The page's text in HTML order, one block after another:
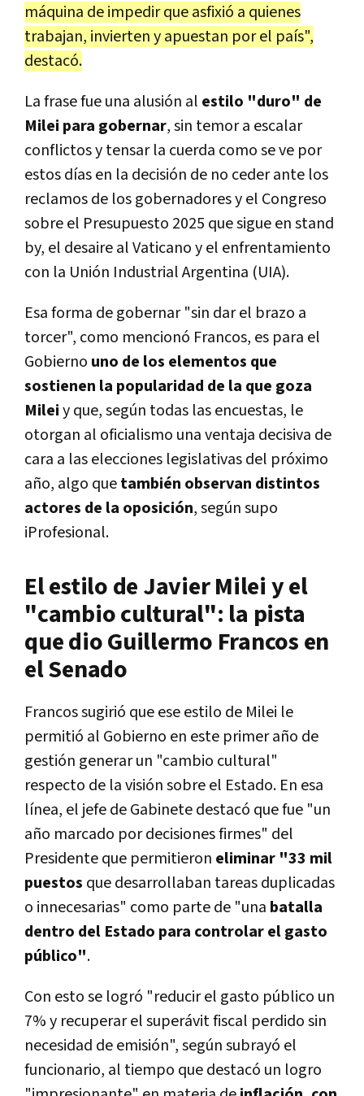
máquina de impedir que asfixió a quienes
trabajan, invierten y apuestan por el país",
destacó.
La frase fue una alusión al estilo "duro" de
Milei para gobernar, sin temor a escalar
conflictos y tensar la cuerda como se ve por
estos días en la decisión de no ceder ante los
reclamos de los gobernadores y el Congreso
sobre el Presupuesto 2025 que sigue en stand
by, el desaire al Vaticano y el enfrentamiento
con la Unión Industrial Argentina (UIA).
Esa forma de gobernar "sin dar el brazo a
torcer", como mencionó Francos, es para el
Gobierno uno de los elementos que
sostienen la popularidad de la que goza
Mileiy que, según todas las encuestas, le
otorgan al oficialismo una ventaja decisiva de
cara a las elecciones legislativas del próximo
año, algo quetambién observan distintos
actores de la oposición, según supo
iProfesional.
El estilo de Javier Milei y el
"cambio cultural": la pista
que dio Guillermo Francos en
el Senado
Francos sugirió que ese estilo de Milei le
permitió al Gobierno en este primer año de
gestión generar un "cambio cultural"
respecto de la visión sobre el Estado. En esa
línea, el jefe de Gabinete destacó que fue "un
año marcado por decisiones firmes" del
Presidente que permitieron eliminar "33 mil
puestos que desarrollaban tareas duplicadas
o innecesarias" como parte de "una batalla
dentro del Estado para controlar el gasto
público".
Con esto se logró "reducir el gasto público un
7% y recuperar el superávit fiscal perdido sin
necesidad de emisión", según subrayó el
funcionario, al tiempo que destacó un logro